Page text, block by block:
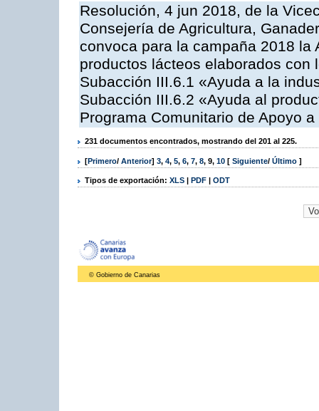
Resolución, 4 jun 2018, de la
Consejería de Agricultura,
convoca para la campaña 2018
productos lácteos elaborados
Subacción III.6.1 «Ayuda a la
Subacción III.6.2 «Ayuda al
Programa Comunitario de Apoyo
231 documentos encontrados, mostrando del 201 al 225.
[Primero/ Anterior] 3, 4, 5, 6, 7, 8, 9, 10 [ Siguiente/ Último ]
Tipos de exportación: XLS | PDF | ODT
© Gobierno de Canarias